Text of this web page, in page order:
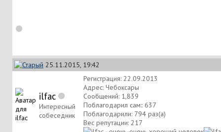
25.11.2015, 19:42
ilfac
Интересный
собеседник
Регистрация: 22.09.2013
Адрес: Чебоксары
Сообщений: 1,839
Поблагодарил сам:: 637
Поблагодарили: 794 раз(а)
Вес репутации: 217